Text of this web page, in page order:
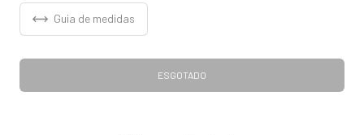
Guia de medidas